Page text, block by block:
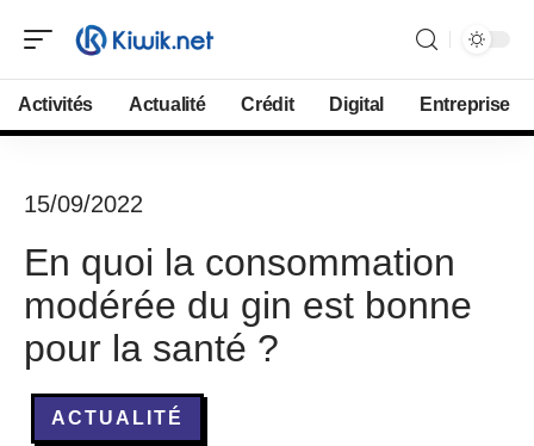
Activités Actualité Crédit Digital Entreprise
15/09/2022
En quoi la consommation
modérée du gin est bonne
pour la santé ?
ACTUALITÉ